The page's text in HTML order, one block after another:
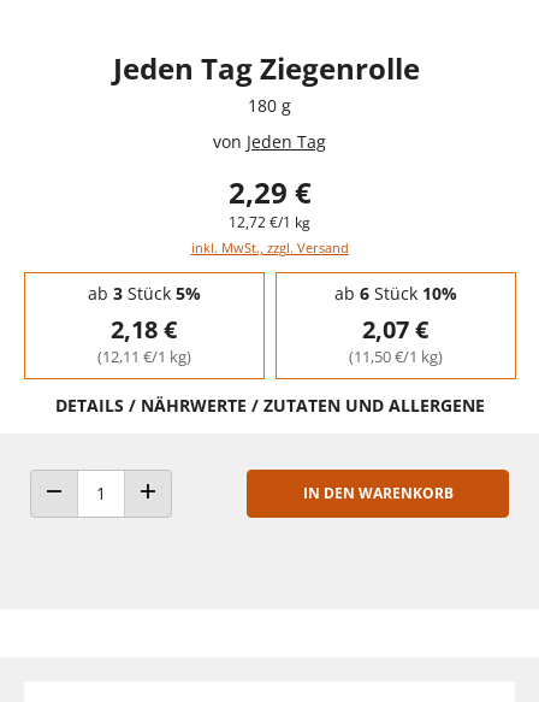
Jeden Tag Ziegenrolle
180 g
von Jeden Tag
2,29 €
12,72 €/1 kg
inkl. MwSt., zzgl. Versand
Staffelpreise - Mengenrabatt
ab 3Stück 5%
2,18 €
(12,11 €/1 kg)
ab 6Stück 10%
2,07 €
(11,50 €/1 kg)
DETAILS / NÄHRWERTE / ZUTATEN UND ALLERGENE
ANZAHL VERRINGERNANZAHL ERHÖHEN
IN DEN WARENKORB